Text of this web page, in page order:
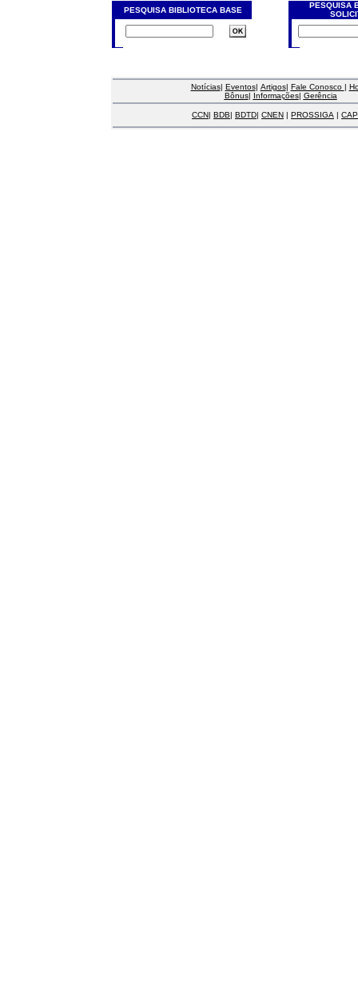
PESQUISA BIBLIOTECA BASE
PESQUISA
Notícias| Eventos| Artigos| Fale Conosco |
Bônus| Informações| Gerência
CCN| BDB| BDTD| CNEN | PROSSIGA |